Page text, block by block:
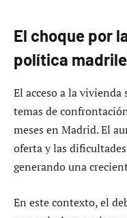
El choque por
política
El acceso a la
temas de
meses en Madrid. El
oferta y las
generando una
En este contexto, el